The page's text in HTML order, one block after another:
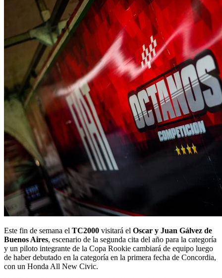
Este fin de semana el TC2000 visitará el Oscar y Juan Gálvez de
Buenos Aires, escenario de la segunda cita del año para la categoría
y un piloto integrante de la Copa Rookie cambiará de equipo luego
de haber debutado en la categoría en la primera fecha de Concordia,
con un Honda All New Civic.